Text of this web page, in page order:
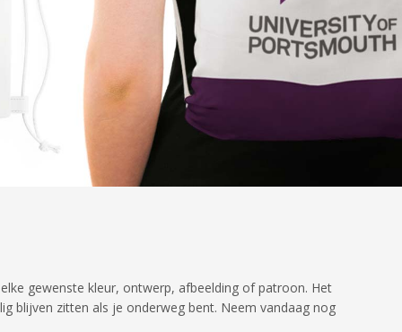
gewenste kleur, ontwerp, afbeelding of patroon. Het
blijven zitten als je onderweg bent. Neem vandaag nog